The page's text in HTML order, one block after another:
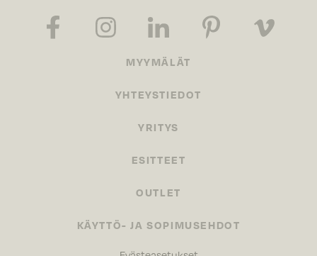
MYYMÄLÄT
YHTEYSTIEDOT
YRITYS
ESITTEET
OUTLET
KÄYTTÖ- JA SOPIMUSEHDOT